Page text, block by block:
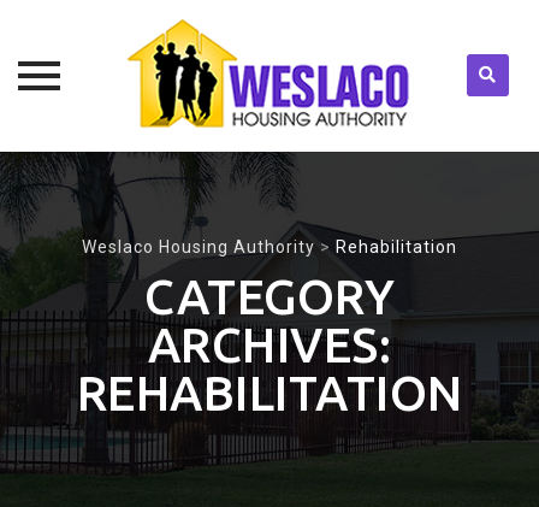
Skip
to
content
Weslaco Housing Authority > Rehabilitation
CATEGORY
ARCHIVES:
REHABILITATION